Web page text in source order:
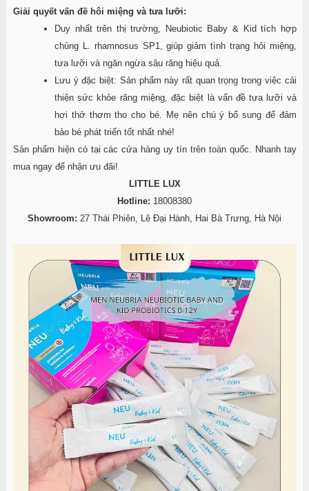
Giải quyết vấn đề hôi miệng và tưa lưỡi:
Duy nhất trên thị trường, Neubiotic Baby & Kid tích hợp
chủng L. rhamnosus SP1, giúp giảm tình trạng hôi miệng,
tưa lưỡi và ngăn ngừa sâu răng hiệu quả.
Lưu ý đặc biệt: Sản phẩm này rất quan trọng trong việc cải
thiện sức khỏe răng miệng, đặc biệt là vấn đề tưa lưỡi và
hơi thở thơm tho cho bé. Mẹ nên chú ý bổ sung để đảm
bảo bé phát triển tốt nhất nhé!
Sản phẩm hiện có tại các cửa hàng uy tín trên toàn quốc. Nhanh tay
mua ngay để nhận ưu đãi!
LITTLE LUX
Hotline: 18008380
Showroom: 27 Thái Phiên, Lê Đại Hành, Hai Bà Trưng, Hà Nội